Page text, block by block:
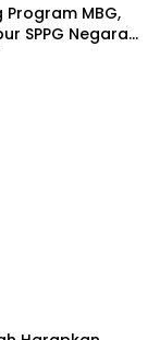
MBG,
SPPG Negara